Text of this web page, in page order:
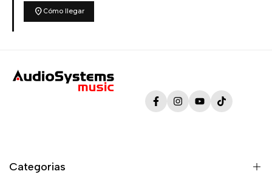
location_on Cómo llegar
FacebookInstagramYouTubeTikTok
Categorias